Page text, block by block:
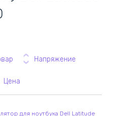
Напряжение
Цена
для ноутбука Dell Latitude